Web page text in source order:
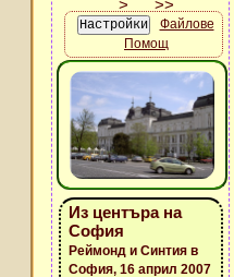
Файлове
Помощ
Из центъра на
София
Реймонд и Синтия в
София, 16 април 2007